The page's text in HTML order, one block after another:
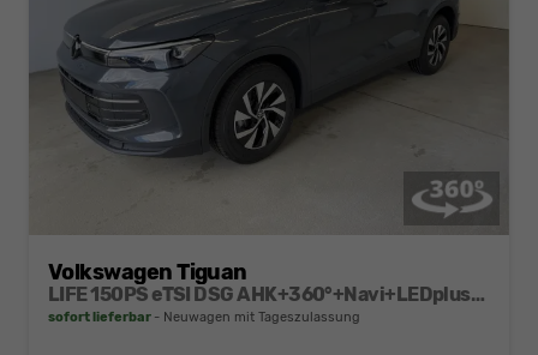
Volkswagen Tiguan
LIFE 150PS eTSI DSG AHK+360°+Navi+LEDplus+Lenkradheiz+IQ.Drive+ACC+eHeck
sofort lieferbar Neuwagen mit Tageszulassung